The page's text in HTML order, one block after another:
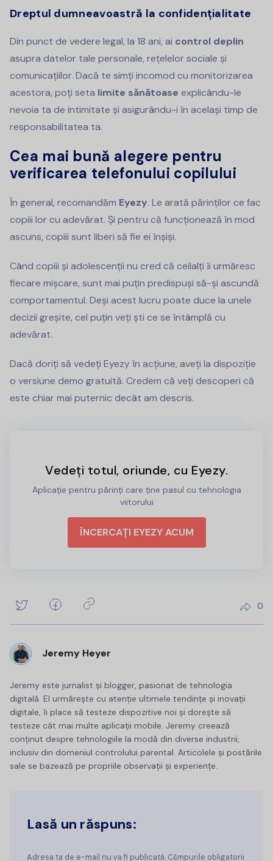
Dreptul dumneavoastră la confidențialitate
Din punct de vedere legal, la 18 ani, ai control deplin
asupra datelor tale personale, rețelelor sociale și
comunicațiilor. Dacă te simți incomod cu monitorizarea
acestora, poți seta limite sănătoase explicându-le
nevoia ta de intimitate și asigurându-i în același timp de
responsabilitatea ta.
Cea mai bună alegere pentru
verificarea telefonului copilului
În general, recomandăm Eyezy. Le arată părinților ce fac
copiii lor cu adevărat. Și pentru că funcționează în mod
ascuns, copiii sunt liberi să fie ei înșiși.
Când copiii și adolescenții nu cred că ceilalți îi urmăresc
fiecare mișcare, sunt mai puțin predispuși să-și ascundă
comportamentul. Deși acest lucru poate duce la unele
decizii greșite, cel puțin veți ști ce se întâmplă cu
adevărat.
Dacă doriți să vedeți Eyezy în acțiune, aveți la dispoziție
o versiune demo gratuită. Credem că veți descoperi că
este chiar mai puternic decât am descris.
Vedeți totul, oriunde, cu Eyezy.
Aplicație pentru părinți care ține pasul cu tehnologia
viitorului
ÎNCERCAȚI EYEZY ACUM
0
Jeremy Heyer
Jeremy este jurnalist și blogger, pasionat de tehnologia
digitală. El urmărește cu atenție ultimele tendințe și inovații
digitale, îi place să testeze dispozitive noi și dorește să
testeze cât mai multe aplicații mobile. Jeremy creează
conținut despre tehnologiile la modă din diverse industrii,
inclusiv din domeniul controlului parental. Articolele și postările
sale se bazează pe propriile observații și experiențe.
Lasă un răspuns:
Adresa ta de e-mail nu va fi publicată. Câmpurile obligatorii